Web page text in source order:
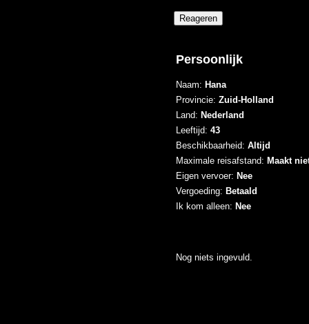
Persoonlijk
Naam: Hana
Provincie: Zuid-Holland
Land: Nederland
Leeftijd: 43
Beschikbaarheid: Altijd
Maximale reisafstand: Maakt
Eigen vervoer: Nee
Vergoeding: Betaald
Ik kom alleen: Nee
Nog niets ingevuld.